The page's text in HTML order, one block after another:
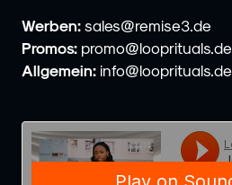
Werben: sales@remise3.de
Promos: promo@looprituals.de
Allgemein: info@looprituals.de